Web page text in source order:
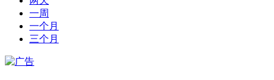
一周
一个月
三个月